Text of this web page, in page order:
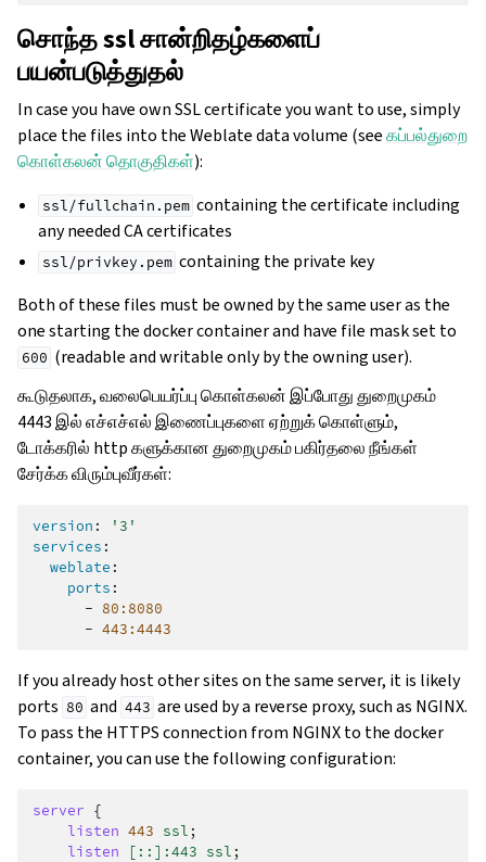
சொந்த ssl சான்றிதழ்களைப்
பயன்படுத்துதல்
In case you have own SSL certificate you want to use, simply
place the files into the Weblate data volume (seeகப்பல்துறை
கொள்கலன் தொகுதிகள்):
ssl/fullchain.pem containing the certificate including
any needed CA certificates
ssl/privkey.pem containing the private key
Both of these files must be owned by the same user as the
one starting the docker container and have file mask set to
600 (readable and writable only by the owning user).
கூடுதலாக, வலைபெயர்ப்பு கொள்கலன் இப்போது துறைமுகம்
4443 இல் எச்எச்எல் இணைப்புகளை ஏற்றுக் கொள்ளும்,
டோக்கரில் http களுக்கான துறைமுகம் பகிர்தலை நீங்கள்
சேர்க்க விரும்புவீர்கள்:
version :
'3'
services :
weblate :
ports :
- 80:8080
- 443:4443
If you already host other sites on the same server, it is likely
ports 80 and 443 are used by a reverse proxy, such as NGINX.
To pass the HTTPS connection from NGINX to the docker
container, you can use the following configuration:
server {
listen 443 ssl ;
listen
[::]:443 ssl ;